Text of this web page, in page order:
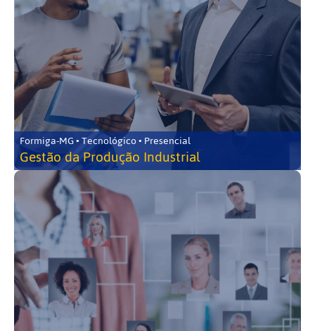
Formiga-MG • Tecnológico • Presencial
Gestão da Produção Industrial